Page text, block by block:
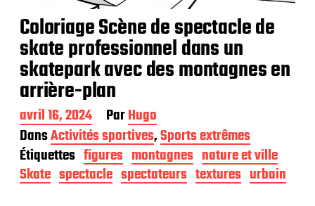
Coloriage Scène de spectacle de
skate professionnel dans un
skatepark avec des montagnes en
arrière-plan
D
a
t
e
d
e
avril 16, 2024 ParHugo
DansActivités sportives,Sports extrêmes
Étiquettes figures montagnes nature et ville
Skate spectacle spectateurs textures urbain